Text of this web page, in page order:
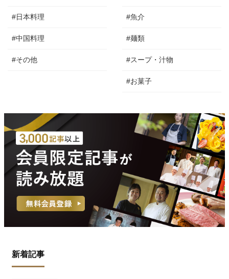
#日本料理
#中国料理
#その他
#魚介
#麺類
#スープ・汁物
#お菓子
新着記事